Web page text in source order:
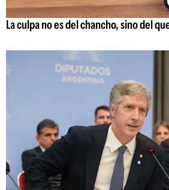
La culpa no es del chancho, sino del